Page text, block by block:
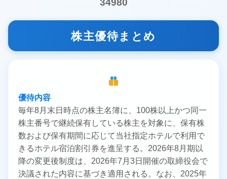
34980
株主優待まとめ
優待内容
毎年8月末日時点の株主名簿に、100株以上かつ同一
株主番号で継続保有している株主を対象に、保有株
数および保有期間に応じて当社指定ホテルで利用で
きるホテル宿泊割引券を進呈する。2026年8月期以
降の変更後制度は、2026年7月3日開催の取締役会で
決議された内容に基づき適用される。なお、2025年